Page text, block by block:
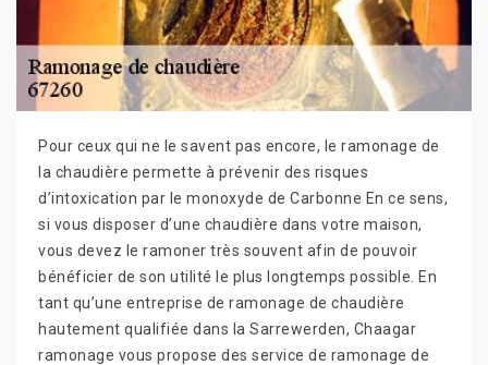
Pour ceux qui ne le savent pas encore, le ramonage de
la chaudière permette à prévenir des risques
d’intoxication par le monoxyde de Carbonne En ce sens,
si vous disposer d’une chaudière dans votre maison,
vous devez le ramoner très souvent afin de pouvoir
bénéficier de son utilité le plus longtemps possible. En
tant qu’une entreprise de ramonage de chaudière
hautement qualifiée dans la Sarrewerden, Chaagar
ramonage vous propose des service de ramonage de